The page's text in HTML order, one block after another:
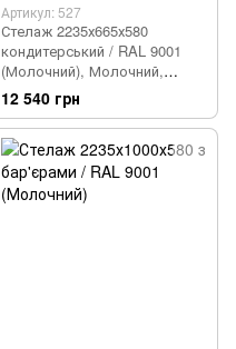
Артикул: 527
Стелаж 2235х665х580
кондитерський / RAL 9001
(Молочний), Молочний,
Молочний
12 540 грн